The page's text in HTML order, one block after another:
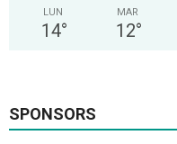
LUN
14°
MAR
12°
SPONSORS